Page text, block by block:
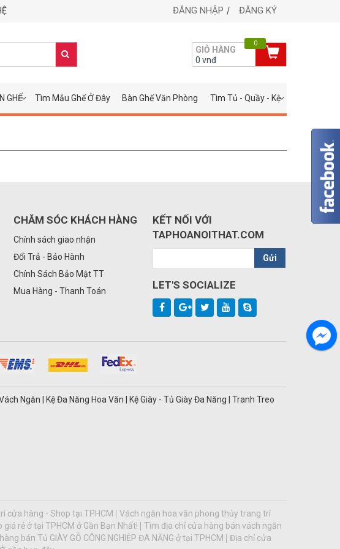
ĐĂNG NHẬP ĐĂNG KÝ
GIỎ HÀNG
0 vnđ
0
GHẾ Tìm Mẫu Ghế Ở Đây Bàn Ghế Văn Phòng Tìm Tủ - Quầy - Kệ
CHĂM SÓC KHÁCH HÀNG
Chính sách giao nhận
Đổi Trả - Bảo Hành
Chính Sách Bảo Mật TT
Mua Hàng - Thanh Toán
KẾT NỐI VỚI
TAPHOANOITHAT.COM
Gửi
LET'S SOCIALIZE
Ngăn | Kệ Đa Năng Hoa Văn | Kệ Giày - Tủ Giày Đa Năng | Tranh Treo
cửa hàng - Shop tại TPHCM
Vách ngăn hoa văn phong thủy trang trí
rẻ ở tại TPHCM ở Gần Bạn Nhất!
Tìm địa chỉ cửa hàng bán vách ngăn
bán Tủ GIÀY GỖ CÔNG NGHIỆP ĐA NĂNG ở tại TPHCM
Địa chỉ cửa